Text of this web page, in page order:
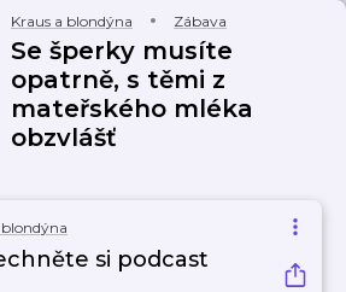
Kraus a blondýna Zábava
Se šperky musíte
opatrně, s těmi z
mateřského mléka
obzvlášť
blondýna
si podcast